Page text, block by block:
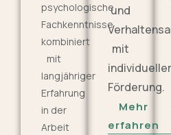
psychologische
Fachkenntnisse
kombiniert
mit
langjähriger
Erfahrung
in der
Arbeit
und
mit
individueller
Förderung.
Mehr
erfahren